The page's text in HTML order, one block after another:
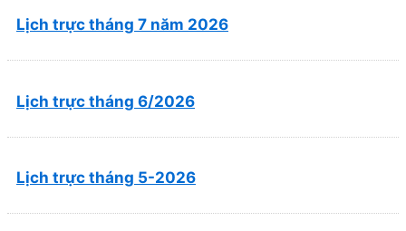
Lịch trực tháng 7 năm 2026
Lịch trực tháng 6/2026
Lịch trực tháng 5-2026